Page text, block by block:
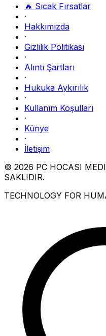
🔥 Sıcak Fırsatlar
·
Hakkımızda
·
Gizlilik Politikası
·
Alıntı Şartları
·
Hukuka Aykırılık
·
Kullanım Koşulları
·
Künye
·
İletişim
© 2026 PC HOCASI
SAKLIDIR.
TECHNOLOGY FOR